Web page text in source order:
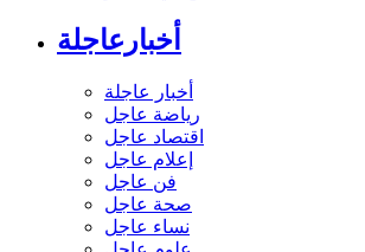
أخبارعاجلة
أخبار عاجلة
رياضة عاجل
اقتصاد عاجل
إعلام عاجل
فن عاجل
صحة عاجل
نساء عاجل